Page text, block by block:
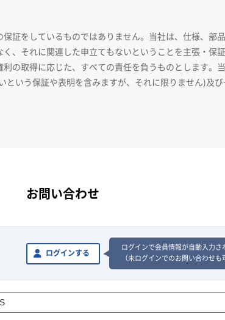
証をしているものではありません。当社は、仕様、部
それに関連した申立てもないということを主張・保
の取得に応じた、すべての責任を負うものとします。
いう保証や表明を含みますが、それに限りません)及
お問い合わせ
ログインする
ログインで会員情報が自動入力さ
（未ログインでのお問い合わせも